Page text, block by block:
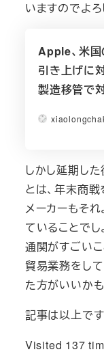
いますのでよ
Apple、米
引き上げに
製造移管で
しかし延期し
とは、年末商
メーカーもそ
ていることで
通関がすごい
貿易業務をし
た方がいいかも
記事は以上です
Visited 137